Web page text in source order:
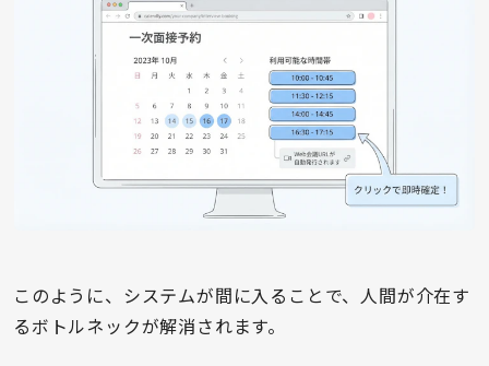
このように、システムが間に入ることで、人間が介在す
るボトルネックが解消されます。